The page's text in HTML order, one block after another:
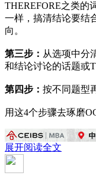
THEREFORE之类的
一样，搞清结论要结
向。
第三步： 从选项中分
和结论讨论的话题或
第四步： 按不同题型
用这4个步骤去琢磨
展开阅读全文